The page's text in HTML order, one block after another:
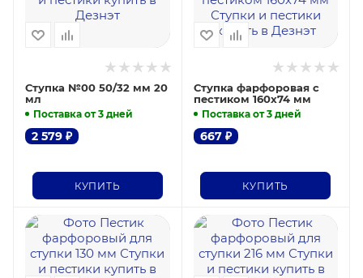
Ступка №00 50/32 мм 20
мл
Поставка от 3 дней
2 579 ₽
КУПИТЬ
Ступка фарфоровая с
пестиком 160х74 мм
Поставка от 3 дней
667₽
КУПИТЬ